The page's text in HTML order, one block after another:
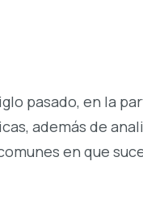
pasado, en la
además de
en que